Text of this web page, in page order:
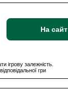
На сайт
ігрову залежність.
гри